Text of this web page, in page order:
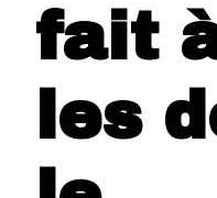
fait
les